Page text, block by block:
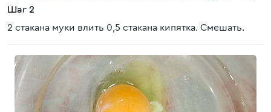
Шаг 2
2 стакана муки влить 0,5 стакана кипятка. Смешать.